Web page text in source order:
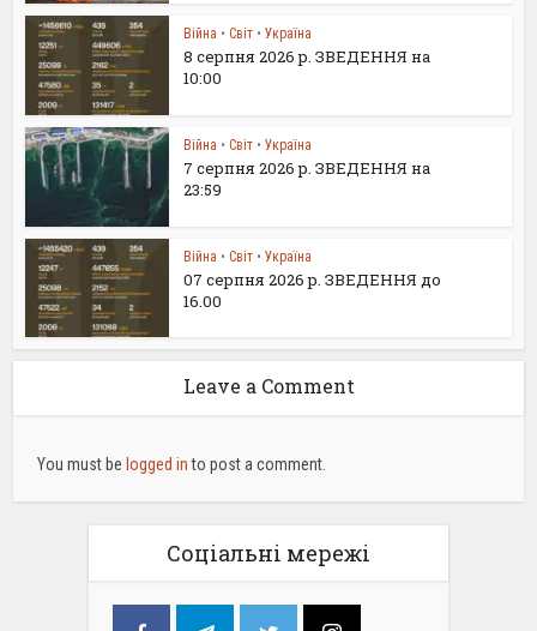
Війна • Світ • Україна
8 серпня 2026 р. ЗВЕДЕННЯ на
10:00
Війна • Світ • Україна
7 серпня 2026 р. ЗВЕДЕННЯ на
23:59
Війна • Світ • Україна
07 серпня 2026 р. ЗВЕДЕННЯ до
16.00
Leave a Comment
You must be logged into post a comment.
Соціальні мережі